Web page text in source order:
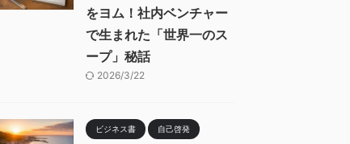
をヨム！社内ベンチャー
で生まれた「世界一のス
ープ」秘話
2026/3/22
ビジネス書 自己啓発